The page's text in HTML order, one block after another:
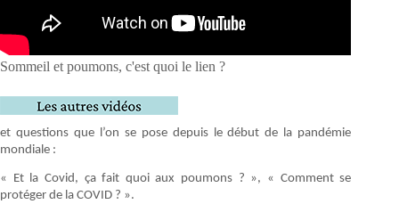
Sommeil et poumons, c'est quoi le lien ?
et questions que l’on se pose depuis le début de la pandémie
mondiale :
« Et la Covid, ça fait quoi aux poumons ? », « Comment se
protéger de la COVID ? ».